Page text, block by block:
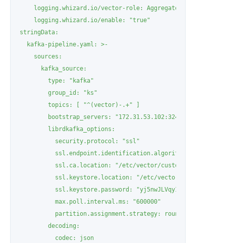
    logging.whizard.io/vector-role: Aggregator
    logging.whizard.io/enable: "true"
stringData:
  kafka-pipeline.yaml: >-
    sources:
      kafka_source:
        type: "kafka"
        group_id: "ks"
        topics: [ "^(vector)-.+" ]
        bootstrap_servers: "172.31.53.102:32476"
        librdkafka_options:
          security.protocol: "ssl"
          ssl.endpoint.identification.algorithm: "none"
ssl.ca.location: "/etc/vector/custom/
ssl.keystore.location: "/etc/vector/custom/
ssl.keystore.password:
          max.poll.interval.ms: "600000"
          partition.assignment.strategy: roundrobin
        decoding:
          codec: json